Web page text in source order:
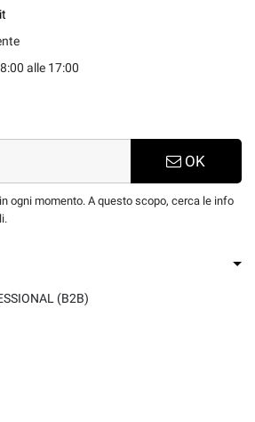
alle 17:00
OK
ogni momento. A questo scopo, cerca le info
(B2B)